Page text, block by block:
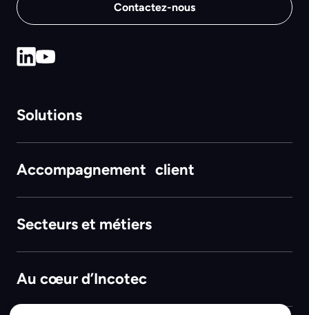
Contactez-nous
Solutions
Accompagnement client
Secteurs et métiers
Au cœur d’Incotec